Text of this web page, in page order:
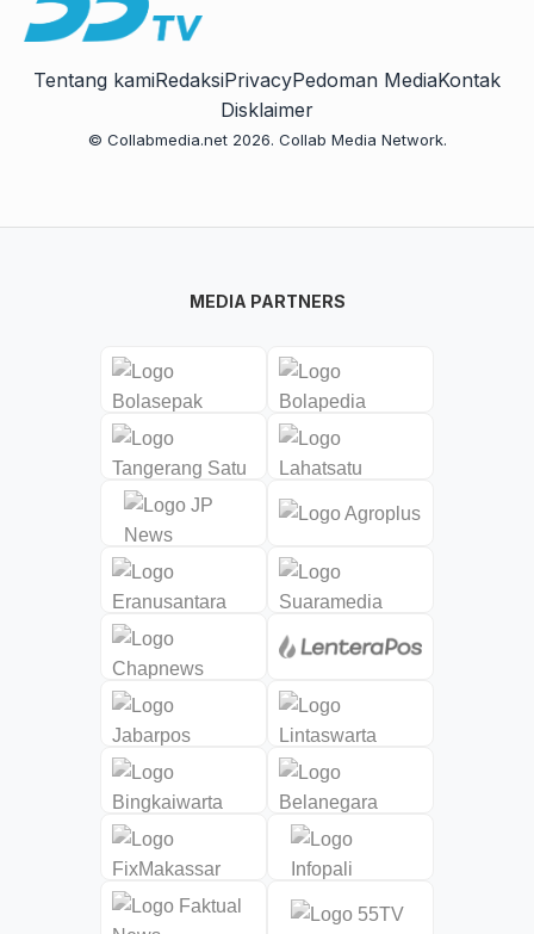
Tentang kamiRedaksiPrivacyPedoman MediaKontak
Disklaimer
© Collabmedia.net 2026. Collab Media Network.
MEDIA PARTNERS